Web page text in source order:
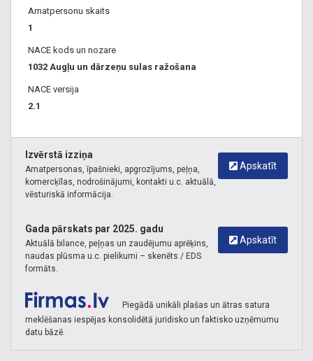
bag in box,
pasterizācija, aukstās spiešanas tehnoloģijas, sulas no
Latvijas produktiem, ražots Latvijā, BIO sulas, eko sulas,
sulā esošo vitamīnu saglabāšana,atbalsti vietējos ražotājus,
profesionāli darbinieki, profesionalitāte.
Amatpersonu skaits
1
NACE kods un nozare
1032 Augļu un dārzeņu sulas ražošana
NACE versija
2.1
Apskatīt
Izvērstā izziņa
Amatpersonas, īpašnieki, apgrozījums, peļņa,
komercķīlas, nodrošinājumi, kontakti u.c. aktuālā,
vēsturiskā informācija.
Apskatīt
Gada pārskats par 2025. gadu
Aktuālā bilance, peļņas un zaudējumu aprēķins,
naudas plūsma u.c. pielikumi – skenēts / EDS
formāts.
Piegādā unikāli plašas un ātras satura
meklēšanas iespējas konsolidētā juridisko un faktisko uzņēmumu
datu bāzē.